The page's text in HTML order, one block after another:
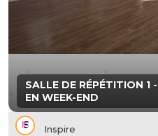
SALLE DE RÉPÉTITION
EN WEEK-END
Inspire